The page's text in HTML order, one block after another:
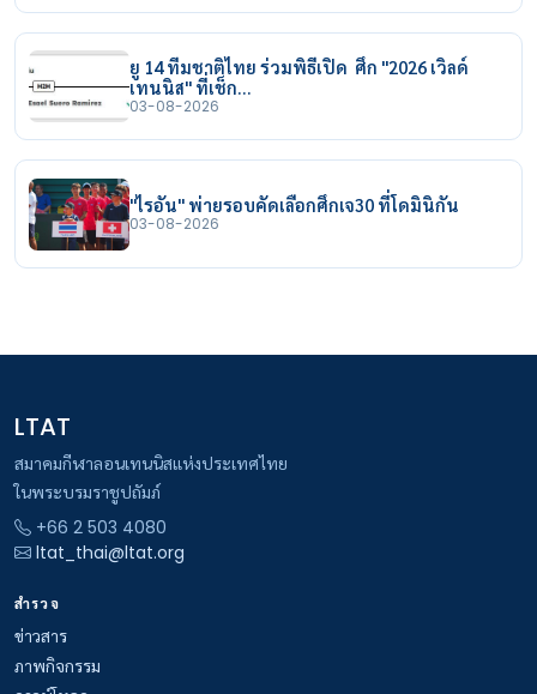
ยู 14 ทีมชาติไทย ร่วมพิธีเปิด ศึก "2026 เวิลด์
เทนนิส" ที่เช็ก…
03-08-2026
"ไรอัน" พ่ายรอบคัดเลือกศึกเจ30 ที่โดมินิกัน
03-08-2026
LTAT
สมาคมกีฬาลอนเทนนิสแห่งประเทศไทย
ในพระบรมราชูปถัมภ์
+66 2 503 4080
ltat_thai@ltat.org
สำรวจ
ข่าวสาร
ภาพกิจกรรม